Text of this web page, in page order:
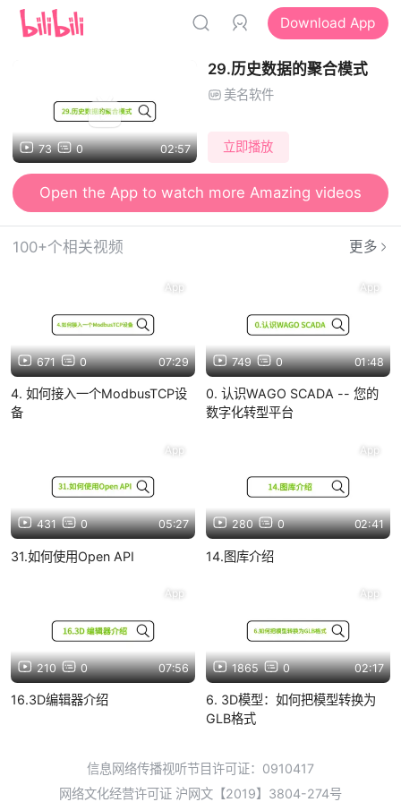
Download App
73 0 02:57
29.历史数据的聚合模式
美名软件
立即播放
Open the App to watch more Amazing videos
100+个相关视频 更多
671 0 07:29
App
4. 如何接入一个ModbusTCP设
备
749 0 01:48
App
0. 认识WAGO SCADA -- 您的
数字化转型平台
431 0 05:27
App
31.如何使用Open API
280 0 02:41
App
14.图库介绍
210 0 07:56
App
16.3D编辑器介绍
1865 0 02:17
App
6. 3D模型：如何把模型转换为
GLB格式
信息网络传播视听节目许可证：0910417
网络文化经营许可证 沪网文【2019】3804-274号